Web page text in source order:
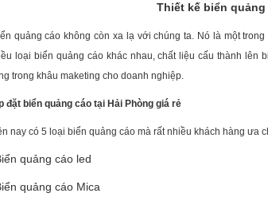
Thiết kế biển
quảng cáo không còn xa lạ với chúng ta. Nó là một
loại biển quảng cáo khác nhau, chất liệu cấu thành lên
trong khâu maketing cho doanh nghiệp.
đặt biển quảng cáo tại Hải Phòng giá rẻ
nay có 5 loại biển quảng cáo mà rất nhiều khách hàng ưa
quảng cáo led
quảng cáo Mica